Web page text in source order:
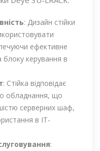
: Дизайн стійки
ефективне
керування в
: Стійка відповідає
обладнання, що
серверних шаф,
в ІТ-
: